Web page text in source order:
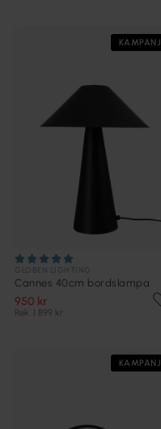
KAMPANJ
Cannes 40cm bordslampa
950 kr
Rek. 1 899 kr
KAMPANJ